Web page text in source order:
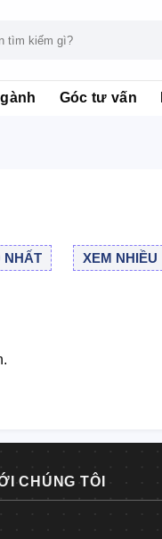
Góc tư vấn
NHẤT XEM NHIỀU
CHÚNG TÔI